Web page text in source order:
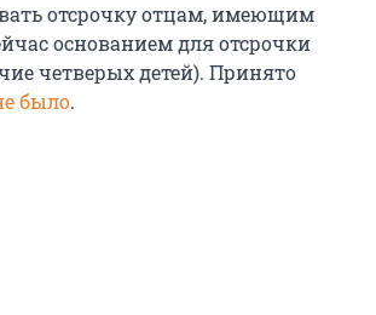
отсрочку отцам, имеющим
основанием для отсрочки
четверых детей). Принято
было.